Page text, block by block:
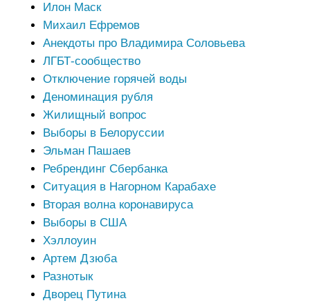
Илон Маск
Михаил Ефремов
Анекдоты про Владимира Соловьева
ЛГБТ-сообщество
Отключение горячей воды
Деноминация рубля
Жилищный вопрос
Выборы в Белоруссии
Эльман Пашаев
Ребрендинг Сбербанка
Ситуация в Нагорном Карабахе
Вторая волна коронавируса
Выборы в США
Хэллоуин
Артем Дзюба
Разнотык
Дворец Путина